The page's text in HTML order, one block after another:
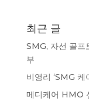
최근 글
SMG, 자선 골프
부
비영리 ‘SMG 케
메디케어 HMO